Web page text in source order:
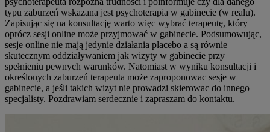
typu zaburzeń wskazana jest psychoterapia w gabinecie (w realu).
Zapisując się na konsultację warto więc wybrać terapeutę, który
oprócz sesji online może przyjmować w gabinecie. Podsumowując,
sesje online nie mają jedynie działania placebo a są równie
skutecznym oddziaływaniem jak wizyty w gabinecie przy
spełnieniu pewnych warunków. Natomiast w wyniku konsultacji i
określonych zaburzeń terapeuta może zaproponowac sesje w
gabinecie, a jeśli takich wizyt nie prowadzi skierowac do innego
specjalisty. Pozdrawiam serdecznie i zapraszam do kontaktu.